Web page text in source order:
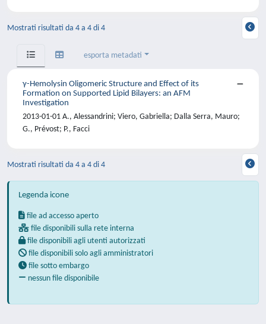
Mostrati risultati da 4 a 4 di 4
esporta metadati
γ-Hemolysin Oligomeric Structure and Effect of its
Formation on Supported Lipid Bilayers: an AFM
Investigation
2013-01-01 A., Alessandrini; Viero, Gabriella; Dalla Serra, Mauro;
G., Prévost; P., Facci
Mostrati risultati da 4 a 4 di 4
Legenda icone
file ad accesso aperto
file disponibili sulla rete interna
file disponibili agli utenti autorizzati
file disponibili solo agli amministratori
file sotto embargo
nessun file disponibile